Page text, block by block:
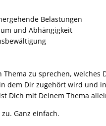
Belastungen
und Abhängigkeit
zu sprechen,
dem Dir zugehört wird und
Dich mit Deinem Thema
Ganz einfach.